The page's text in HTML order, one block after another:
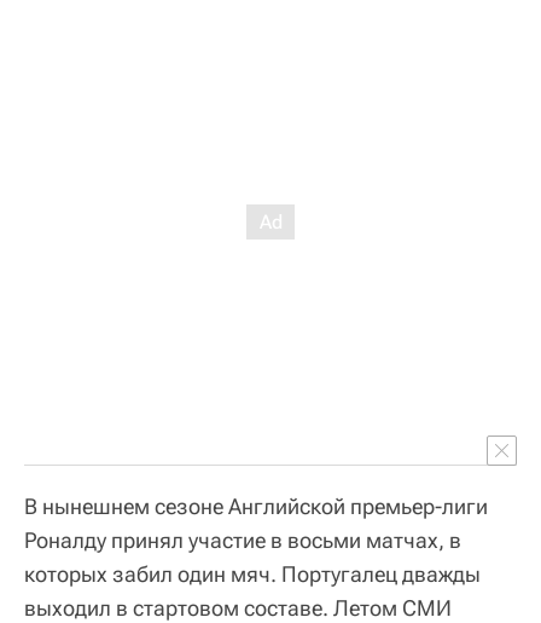
В нынешнем сезоне Английской премьер-лиги
Роналду принял участие в восьми матчах, в
которых забил один мяч. Португалец дважды
выходил в стартовом составе. Летом СМИ